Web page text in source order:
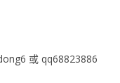
或 qq68823886